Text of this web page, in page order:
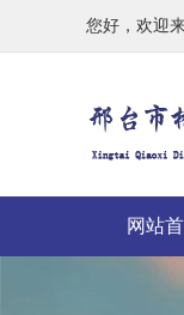
您好，欢迎
网站